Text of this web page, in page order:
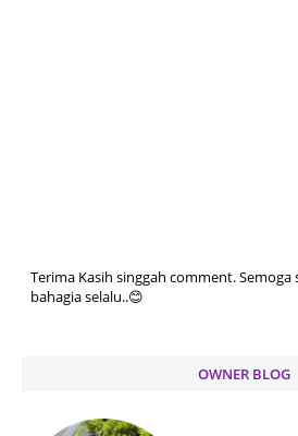
Terima Kasih singgah comment. Semoga
bahagia selalu..😊
OWNER BLOG